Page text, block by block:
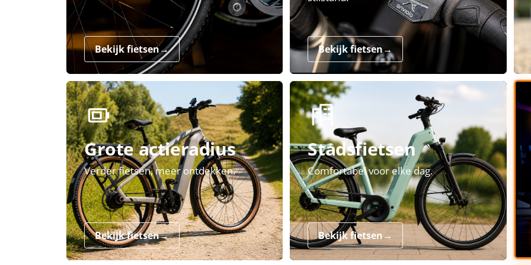
Bekijk fietsen→ Bekijk fietsen→
Grote actieradius
Verder fietsen, meer ontdekken.
Bekijk fietsen→
Stadsfietsen
Comfortabel voor elke dag.
Bekijk fietsen→